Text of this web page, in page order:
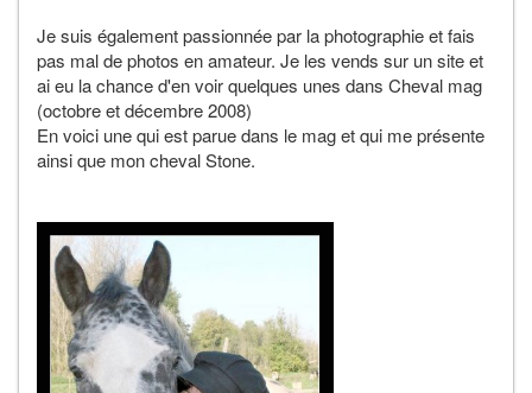
Je suis également passionnée par la photographie et fais
pas mal de photos en amateur. Je les vends sur un site et
ai eu la chance d'en voir quelques unes dans Cheval mag
(octobre et décembre 2008)
En voici une qui est parue dans le mag et qui me présente
ainsi que mon cheval Stone.